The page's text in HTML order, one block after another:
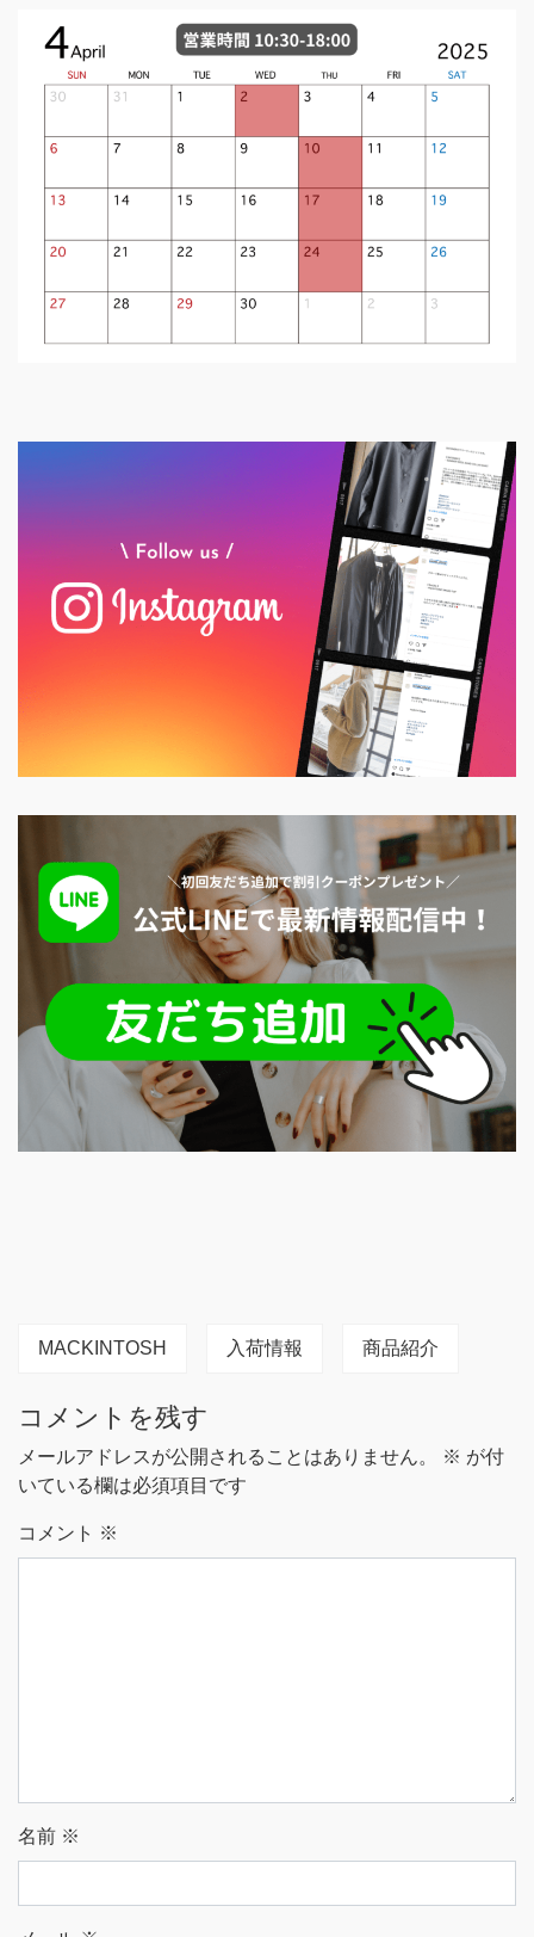
MACKINTOSH 入荷情報 商品紹介
コメントを残す
メールアドレスが公開されることはありません。 ※ が付
いている欄は必須項目です
コメント ※
名前 ※